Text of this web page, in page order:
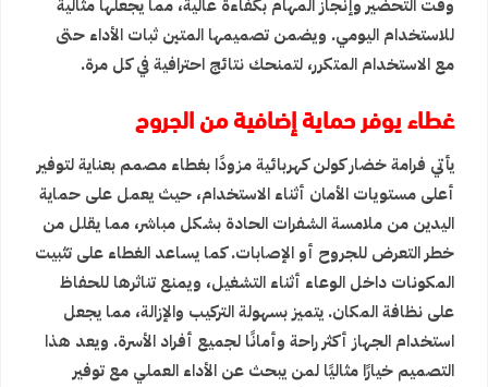
وقت التحضير وإنجاز المهام بكفاءة عالية، مما يجعلها مثالية
للاستخدام اليومي. ويضمن تصميمها المتين ثبات الأداء حتى
مع الاستخدام المتكرر، لتمنحك نتائج احترافية في كل مرة.
غطاء يوفر حماية إضافية من الجروح
يأتي فرامة خضار كولن كهربائية مزودًا بغطاء مصمم بعناية لتوفير
أعلى مستويات الأمان أثناء الاستخدام، حيث يعمل على حماية
اليدين من ملامسة الشفرات الحادة بشكل مباشر، مما يقلل من
خطر التعرض للجروح أو الإصابات. كما يساعد الغطاء على تثبيت
المكونات داخل الوعاء أثناء التشغيل، ويمنع تناثرها للحفاظ
على نظافة المكان. يتميز بسهولة التركيب والإزالة، مما يجعل
استخدام الجهاز أكثر راحة وأمانًا لجميع أفراد الأسرة. ويعد هذا
التصميم خيارًا مثاليًا لمن يبحث عن الأداء العملي مع توفير